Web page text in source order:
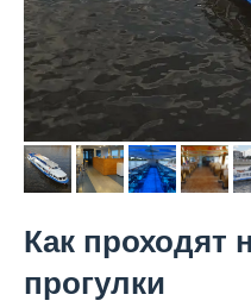
Как проходят
прогулки